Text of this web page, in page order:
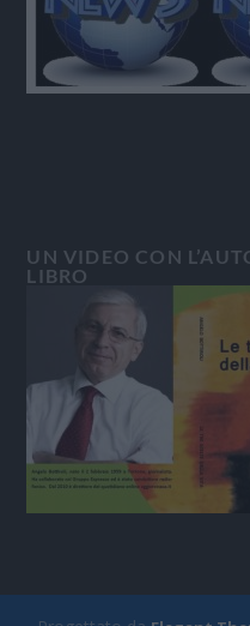
UN VIDEO CON
LIBRO